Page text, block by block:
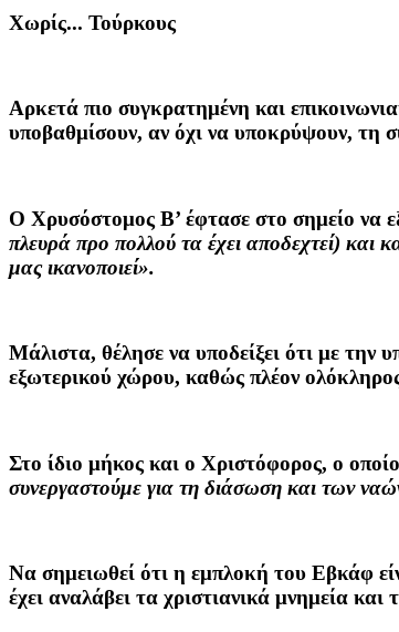
Χωρίς... Τούρκους
Αρκετά πιο συγκρατημένη και
υποβαθμίσουν, αν όχι να υποκρύψουν, τη
Ο Χρυσόστομος Β’ έφτασε στο σημείο να
πλευρά προ πολλού τα έχει αποδεχτεί) και
μας ικανοποιεί».
Μάλιστα, θέλησε να υποδείξει ότι με την
εξωτερικού χώρου, καθώς πλέον
Στο ίδιο μήκος και ο Χριστόφορος, ο
συνεργαστούμε για τη διάσωση και των
Να σημειωθεί ότι η εμπλοκή του Εβκάφ
έχει αναλάβει τα χριστιανικά μνημεία και